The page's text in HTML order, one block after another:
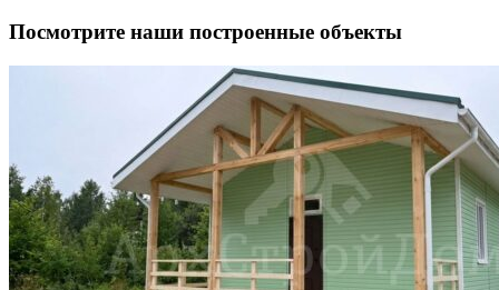
Посмотрите наши построенные объекты